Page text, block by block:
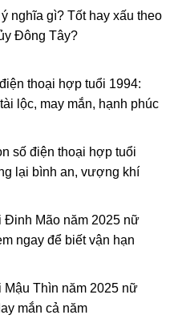
nghĩa gì? Tốt hay xấu theo
Đông Tây?
thoại hợp tuổi 1994:
lộc, may mắn, hạnh phúc
số điện thoại hợp tuổi
lại bình an, vượng khí
Đinh Mão năm 2025 nữ
ngay để biết vận hạn
Mậu Thìn năm 2025 nữ
mắn cả năm